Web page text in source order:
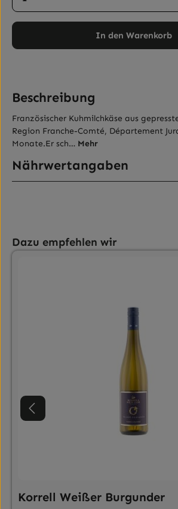
In den Warenkorb
Beschreibung
Französischer Kuhmilchkäse aus
Region Franche-Comté, Département
Monate.Er sch… Mehr
Nährwertangaben
Produktgalerie überspringen
Dazu empfehlen wir
Korrell Weißer Burgunder